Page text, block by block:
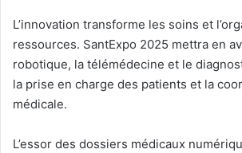
L’innovation transforme les soins et
ressources. SantExpo 2025 mettra en
robotique, la télémédecine et le
la prise en charge des patients et la
médicale.
L’essor des dossiers médicaux